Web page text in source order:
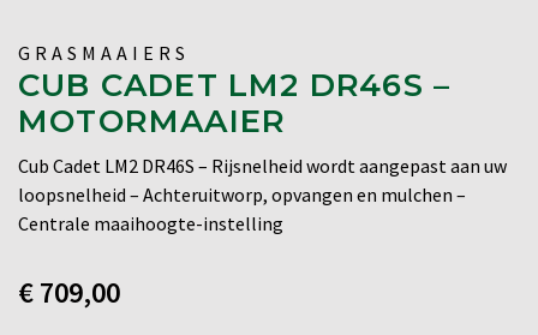
GRASMAAIERS
CUB CADET LM2 DR46S –
MOTORMAAIER
Cub Cadet LM2 DR46S – Rijsnelheid wordt aangepast aan uw
loopsnelheid – Achteruitworp, opvangen en mulchen –
Centrale maaihoogte-instelling
€709,00